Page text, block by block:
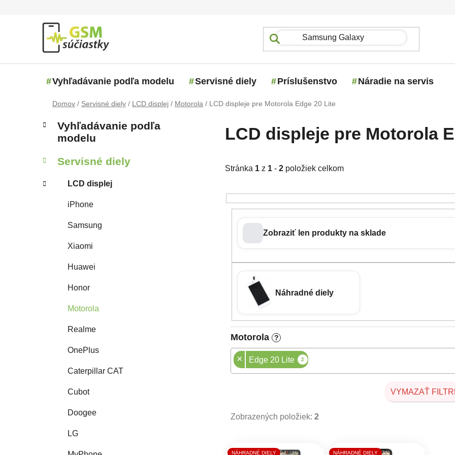
Vyhľadávanie podľa modelu Servisné diely Príslušenstvo Náradie na servis
Domov / Servisné diely / LCD displej / Motorola / LCD displeje pre Motorola Edge 20 Lite
Bočný panel
Kategórie
Vyhľadávanie podľa
modelu
Servisné diely
LCD displej
iPhone
Samsung
Xiaomi
Huawei
Honor
Motorola
Realme
OnePlus
Caterpillar CAT
Cubot
Doogee
LG
LCD displeje pre Motorola
Stránka 1 z 1 - 2 položiek celkom
Zobraziť len produkty na sklade
Náhradné diely
Motorola ?
× Edge 20 Lite 2
VYMAZAŤ
Zobrazených položiek: 2
Výpis produktov
NÁHRADNÉ DIELY NÁHRADNÉ DIELY